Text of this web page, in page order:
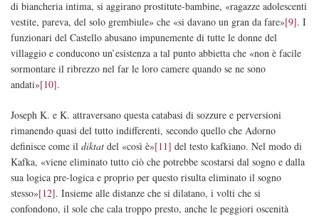
di biancheria intima, si aggirano prostitute-bambine, «ragazze adolescenti
vestite, pareva, del solo grembiule» che «si davano un gran da fare»[9]. I
funzionari del Castello abusano impunemente di tutte le donne del
villaggio e conducono un’esistenza a tal punto abbietta che «non è facile
sormontare il ribrezzo nel far le loro camere quando se ne sono
andati»[10].
Joseph K. e K. attraversano questa catabasi di sozzure e perversioni
rimanendo quasi del tutto indifferenti, secondo quello che Adorno
definisce come il diktat del «così è»[11] del testo kafkiano. Nel modo di
Kafka, «viene eliminato tutto ciò che potrebbe scostarsi dal sogno e dalla
sua logica pre-logica e proprio per questo risulta eliminato il sogno
stesso»[12]. Insieme alle distanze che si dilatano, i volti che si
confondono, il sole che cala troppo presto, anche le peggiori oscenità